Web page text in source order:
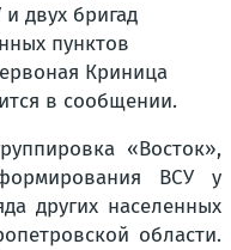
двух бригад
пунктов
Криница
в сообщении.
«Восток»,
ВСУ у
других населенных
области.